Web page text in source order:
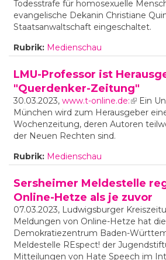
Todesstrafe für homosexuelle
evangelische Dekanin Christiane
Staatsanwaltschaft eingeschaltet.
Rubrik: Medienschau
LMU-Professor ist
"Querdenker-Zeitung"
30.03.2023, www.t-online.de:(link is
Ein
München wird zum Herausgeber
Wochenzeitung, deren Autoren
der Neuen Rechten sind.
Rubrik: Medienschau
Sersheimer Meldestelle
Online-Hetze als je zuvor
07.03.2023, Ludwigsburger
Meldungen von Online-Hetze hat
Demokratiezentrum Baden-
Meldestelle REspect! der
Mitteilungen von Hate Speech im